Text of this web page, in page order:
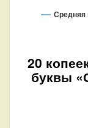
Средняя
20
буквы